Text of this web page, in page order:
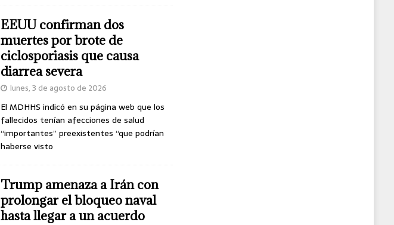
EEUU confirman dos
muertes por brote de
ciclosporiasis que causa
diarrea severa
lunes, 3 de agosto de 2026
El MDHHS indicó en su página web que los
fallecidos tenían afecciones de salud
“importantes” preexistentes “que podrían
haberse visto
Trump amenaza a Irán con
prolongar el bloqueo naval
hasta llegar a un acuerdo